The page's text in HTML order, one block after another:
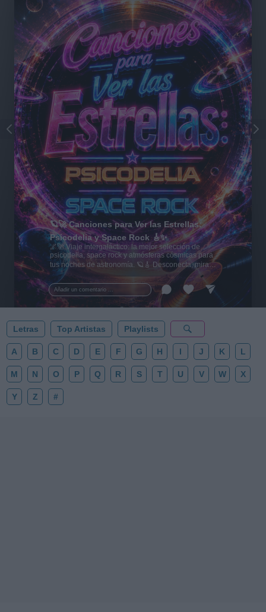
Añadir un comentario ...
🪐🚀 Canciones para Ver las Estrellas:
Psicodelia y Space Rock 🎸✨
🌌🚀 Viaje intergaláctico: la mejor selección de
psicodelia, space rock y atmósferas cósmicas para
tus noches de astronomía. 🪐🎸 Desconecta, mira
al firmamento y siente la gravedad cero. 💾 ¡Guarda
esta colección para tu próxima noche estrellada!
✨⭐
Letras Top Artistas Playlists
A B C D E F G H I J K L
M N O P Q R S T U V W X
Y Z #